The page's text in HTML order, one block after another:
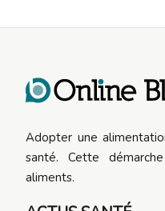
Adopter une
santé. Cette
aliments.